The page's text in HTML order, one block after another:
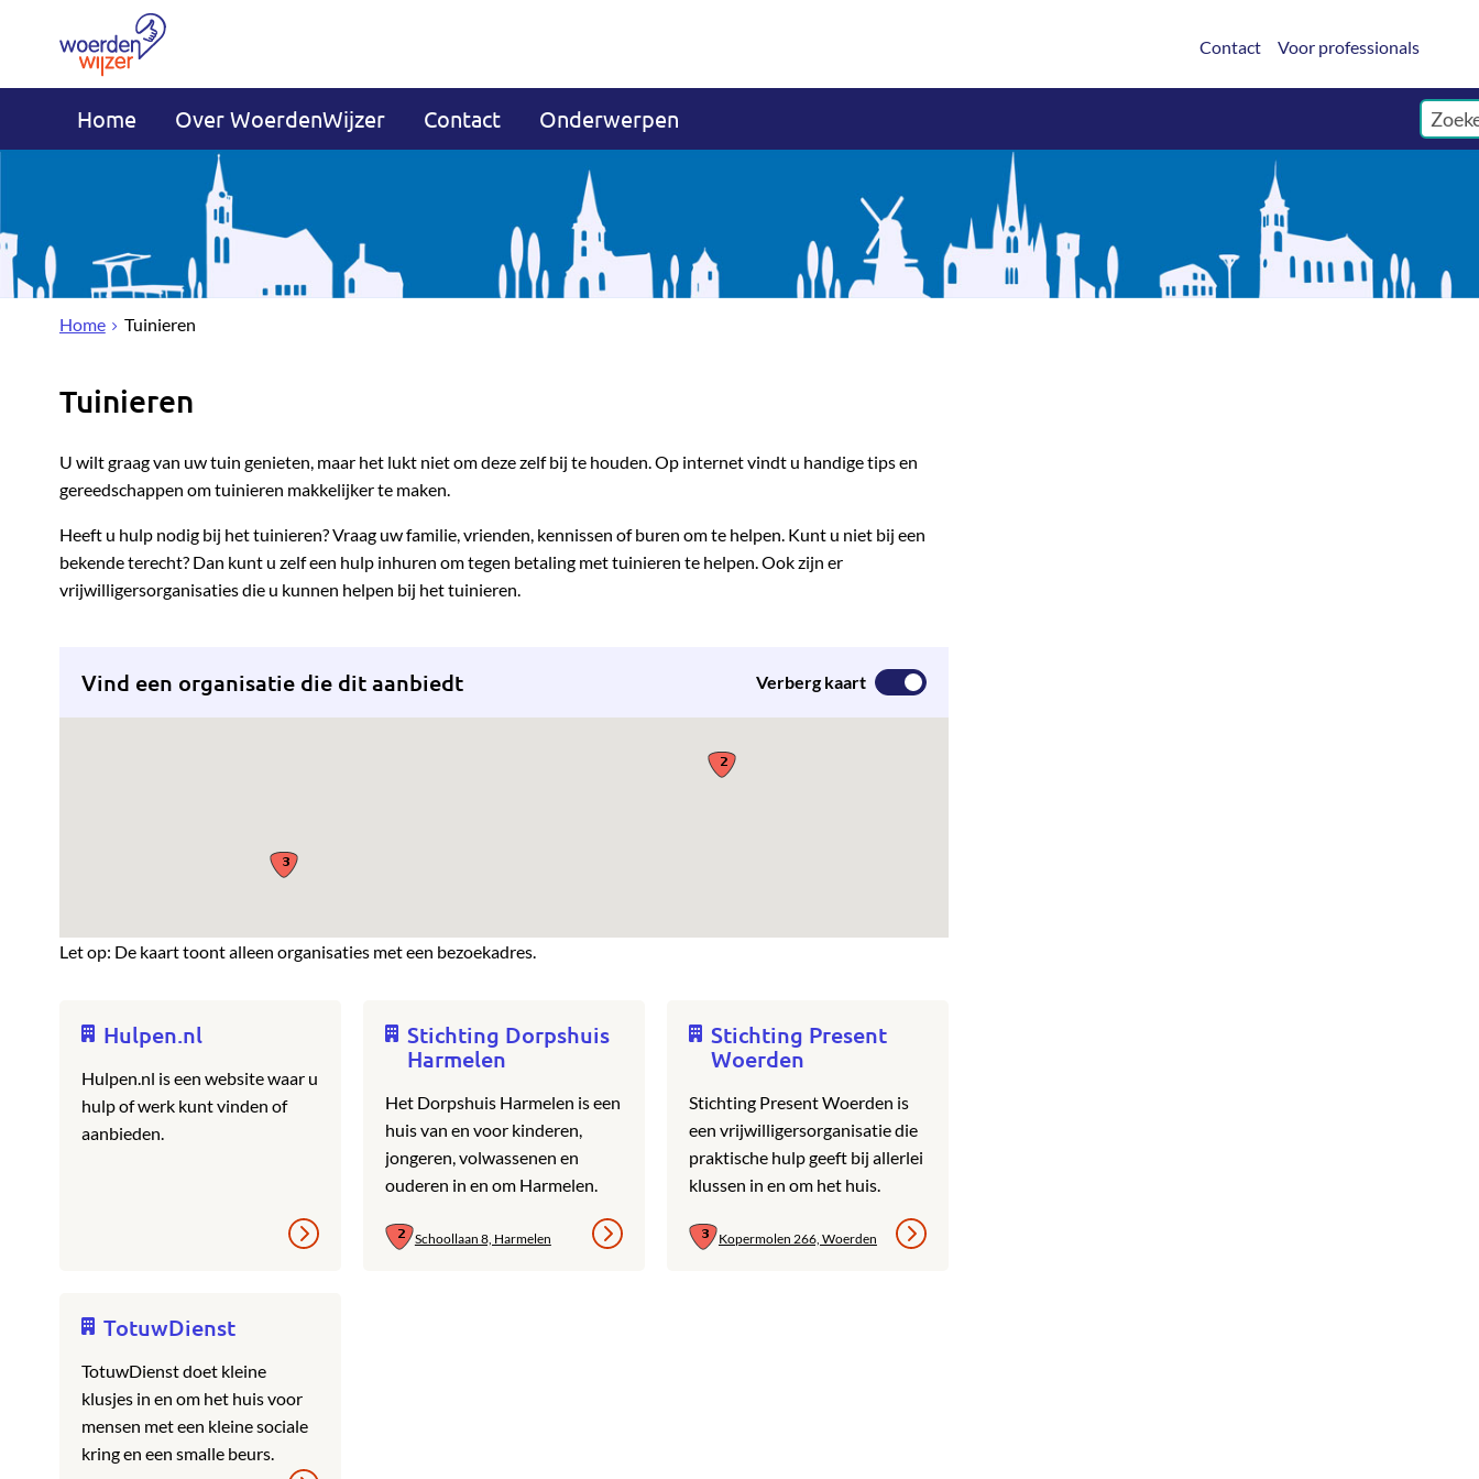
Contact Voor professionals
Home Over WoerdenWijzer Contact Onderwerpen
Home Tuinieren
Tuinieren
U wilt graag van uw tuin genieten, maar het lukt niet om deze zelf bij te houden. Op internet vindt u handige tips en
gereedschappen om tuinieren makkelijker te maken.
Heeft u hulp nodig bij het tuinieren? Vraag uw familie, vrienden, kennissen of buren om te helpen. Kunt u niet bij een
bekende terecht? Dan kunt u zelf een hulp inhuren om tegen betaling met tuinieren te helpen. Ook zijn er
vrijwilligersorganisaties die u kunnen helpen bij het tuinieren.
Vind een organisatie die dit aanbiedt Verberg kaart
Let op: De kaart toont alleen organisaties met een bezoekadres.
Hulpen.nl
Hulpen.nl is een website waar u
hulp of werk kunt vinden of
aanbieden.
Stichting Dorpshuis
Harmelen
Het Dorpshuis Harmelen is een
huis van en voor kinderen,
jongeren, volwassenen en
ouderen in en om Harmelen.
Schoollaan 8, Harmelen
Stichting Present
Woerden
Stichting Present Woerden is
een vrijwilligersorganisatie die
praktische hulp geeft bij allerlei
klussen in en om het huis.
Kopermolen 266, Woerden
TotuwDienst
TotuwDienst doet kleine
klusjes in en om het huis voor
mensen met een kleine sociale
kring en een smalle beurs.